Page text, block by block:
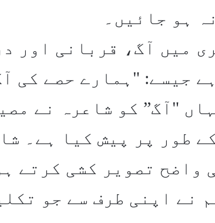
ہو جائیں۔
میں آگ، قربانی اور
جیسے: "ہمارے حصے کی
"آگ” کو شاعرہ نے
طور پر پیش کیا ہے۔
واضح تصویر کشی کرتے
نے اپنی طرف سے جو